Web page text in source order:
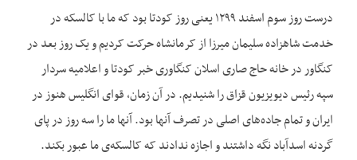
درست روز سوم اسفند ۱۲۹۹ یعنی روز کودتا بود که ما با کالسکه در
خدمت شاهزاده سلیمان میرزا از کرمانشاه حرکت کردیم و یک روز بعد در
کنگاور در خانه حاج صاری اسلان کنگاوری خبر کودتا و اعلامیه سردار
سپه رئیس دیویزیون قزاق را شنیدیم. در آن زمان، قوای انگلیس هنوز در
ایران و تمام جاده‌‌های اصلی در تصرف آنها بود. آنها ما را سه روز در پای
گردنه اسدآباد نگه داشتند و اجازه ندادند که کالسکه‌‌ی ما عبور بکند.